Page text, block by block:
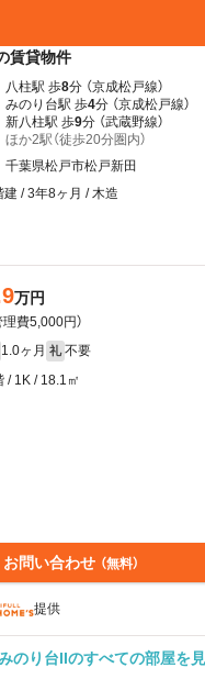
賃貸物件
八柱駅 歩8分 （京成松戸線）
みのり台駅 歩4分 （京成松戸線）
新八柱駅 歩9分 （武蔵野線）
ほか2駅（徒歩20分圏内）
千葉県松戸市松戸新田
建 / 3年8ヶ月 / 木造
万円
理費5,000円）
1.0ヶ月 礼 不要
/ 1K / 18.1㎡
お問い合わせ （無料）
提供
のり台IIのすべての部屋を